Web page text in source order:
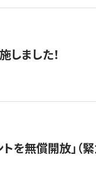
しました！
無償開放」（